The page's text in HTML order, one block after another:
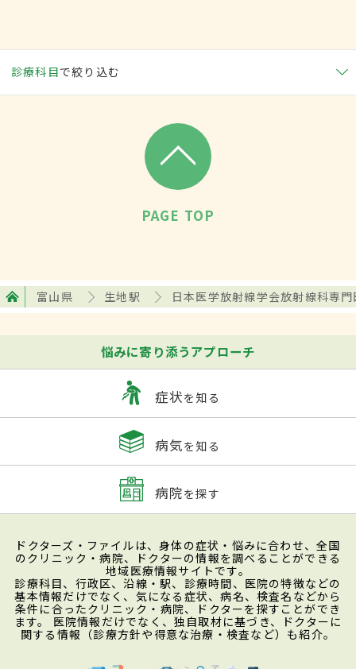
診療科目で絞り込む
PAGE TOP
富山県 生地駅 日本医学放射線学会放射線科専門
悩みに寄り添うアプローチ
症状を知る
病気を知る
病院を探す
ドクターズ・ファイルは、身体の症状・悩みに合わせ、全国
のクリニック・病院、ドクターの情報を調べることができる
地域医療情報サイトです。
診療科目、行政区、沿線・駅、診療時間、医院の特徴などの
基本情報だけでなく、気になる症状、病名、検査名などから
条件に合ったクリニック・病院、ドクターを探すことができ
ます。 医院情報だけでなく、独自取材に基づき、ドクターに
関する情報（診療方針や得意な治療・検査など）も紹介。